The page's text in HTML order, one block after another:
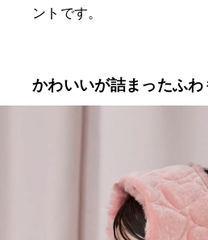
ントです。
かわいいが詰まったふ